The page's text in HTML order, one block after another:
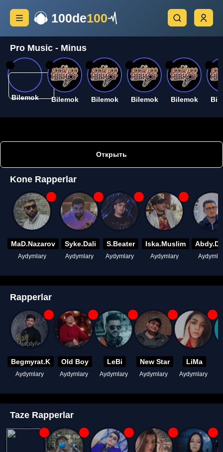
100de100
Pro Music - Minus
Bilemok Bilemok Bilemok Bilemok Bilemok
Открыть
Kone Rapperlar
MaD.Nazarov
Aydymlary
Syke.Dali
Aydymlary
S.Beater
Aydymlary
Iska.Muslim
Aydymlary
Rapperlar
Begmyrat.K
Aydymlary
Old Boy
Aydymlary
LeBi
Aydymlary
New Star
Aydymlary
LiMa
Aydymlary
Taze Rapperlar